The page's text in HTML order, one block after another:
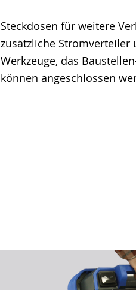
Steckdosen für weitere
zusätzliche Stromverteiler
Werkzeuge, das
können angeschlossen